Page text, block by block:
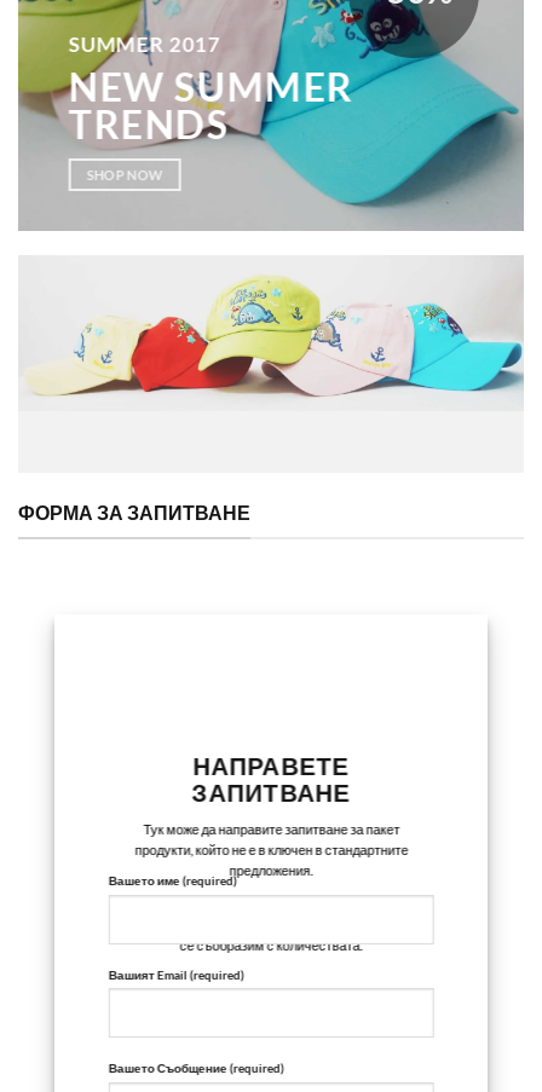
SUMMER 2017
NEW SUMMER
TRENDS
SHOP NOW
ФОРМА ЗА ЗАПИТВАНЕ
НАПРАВЕТЕ
ЗАПИТВАНЕ
Тук може да направите запитване за пакет
продукти, който не е в ключен в стандартните
предложения.
се съобразим с количествата.
Вашето име (required)
Вашият Email (required)
Вашето Съобщение (required)